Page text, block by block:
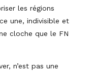
les régions
une, indivisible et
cloche que le FN
n’est pas une